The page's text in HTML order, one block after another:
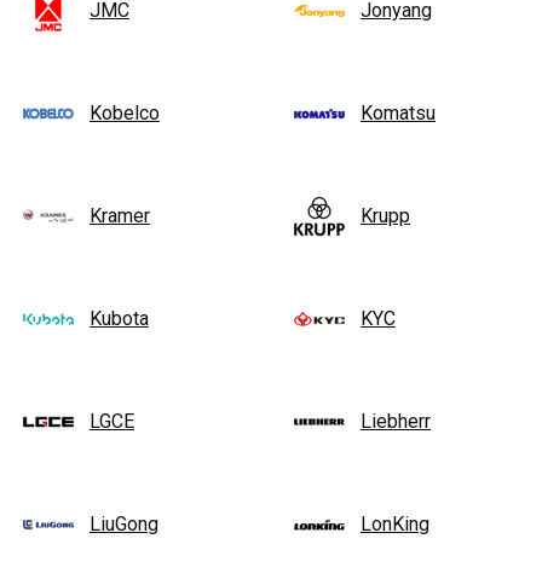
JMC Jonyang
Kobelco Komatsu
Kramer Krupp
Kubota KYC
LGCE Liebherr
LiuGong LonKing